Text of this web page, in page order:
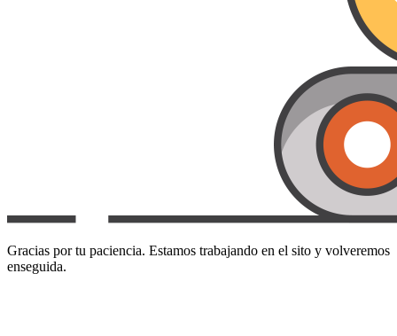
Gracias por tu paciencia. Estamos trabajando en el sito y volveremos
enseguida.